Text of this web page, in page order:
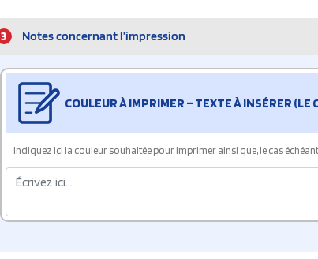
3 Notes concernant l’impression
COULEUR À IMPRIMER – TEXTE À INSÉRER (LE
Indiquez ici la couleur souhaitée pour imprimer ainsi que, le cas